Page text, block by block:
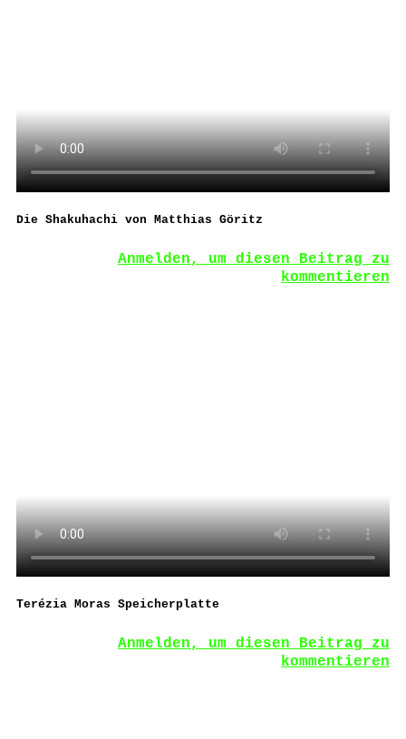
Die Shakuhachi von Matthias Göritz
Anmelden, um diesen Beitrag zu
kommentieren
Terézia Moras Speicherplatte
Anmelden, um diesen Beitrag zu
kommentieren